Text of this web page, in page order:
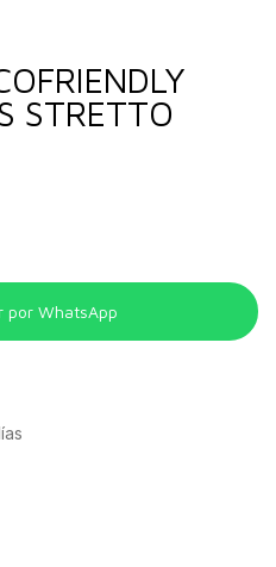
STRETTO
por WhatsApp